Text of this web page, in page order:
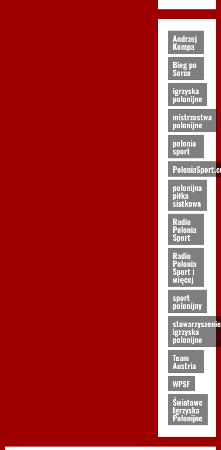
Andrzej
Kempa
Bieg po
Serce
igrzyska
polonijne
mistrzostwa
polonijne
polonia
sport
polonijna
piłka
siatkowa
Radio
Polonia
Sport
Radio
Polonia
Sport i
więcej
sport
polonijny
stowarzyszenie
igrzyska
polonijne
Team
Austria
WPSF
Światowe
Igrzyska
Polonijne